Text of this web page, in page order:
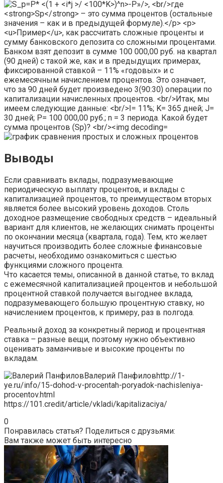
Выводы
Если сравнивать вклады, подразумевающие
периодическую выплату процентов, и вклады с
капитализацией процентов, то преимуществом вторых
является более высокий уровень доходов. Столь
доходное размещение свободных средств – идеальный
вариант для клиентов, не желающих снимать проценты
по окончании месяца (квартала, года). Тем, кто желает
научиться производить более сложные финансовые
расчеты, необходимо ознакомиться с шестью
функциями сложного процента.
Что касается темы, описанной в данной статье, то вклад
с ежемесячной капитализацией процентов и небольшой
процентной ставкой получается выгоднее вклада,
подразумевающего большую процентную ставку, но
начислением процентов, к примеру, раз в полгода.
Реальный доход за конкретный период и процентная
ставка – разные вещи, поэтому нужно объективно
оценивать заманчивые и высокие проценты по
вкладам.
Валерий Панфиловhttp://1-
ye.ru/info/15-dohod-v-procentah-poryadok-nachisleniya-
procentov.html
https://101.credit/article/vkladi/kapitalizaciya/
0
Понравилась статья? Поделиться с друзьями:
Вам также может быть интересно